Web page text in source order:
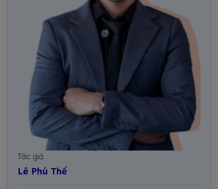
Tác giả
Lê Phú Thế